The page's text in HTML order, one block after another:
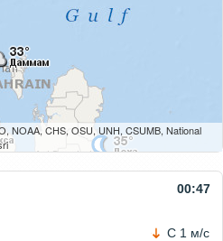
NOAA, CHS, OSU, UNH, CSUMB, National
00:47
С 1 м/с